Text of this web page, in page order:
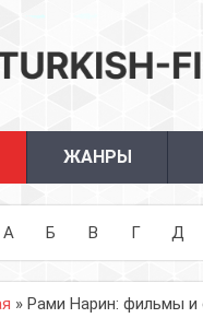
ЖАНРЫ
А Б В Г Д
» Рами Нарин: фильмы и